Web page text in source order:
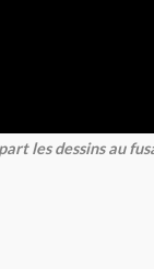
les dessins au